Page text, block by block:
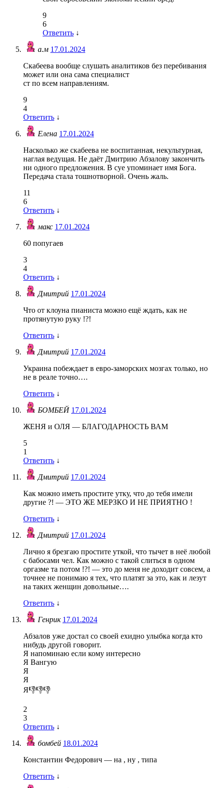
9
6
Ответить ↓
а.м 17.01.2024
Скабеева вообще слушать аналитиков без перебивания
может или она сама специалист
ст по всем направлениям.
9
4
Ответить ↓
Елена 17.01.2024
Насколько же скабеева не воспитанная, некультурная,
наглая ведущая. Не даёт Дмитрию Абзалову закончить
ни одного предложения. В суе упоминает имя Бога.
Передача стала тошнотворной. Очень жаль.
11
6
Ответить ↓
макс 17.01.2024
60 попугаев
3
4
Ответить ↓
Дмитрий 17.01.2024
Что от клоуна пианиста можно ещё ждать, как не
протянутую руку !?!
Ответить ↓
Дмитрий 17.01.2024
Украина побеждает в евро-заморских мозгах только, но
не в реале точно….
Ответить ↓
БОМБЕЙ 17.01.2024
ЖЕНЯ и ОЛЯ — БЛАГОДАРНОСТЬ ВАМ
5
1
Ответить ↓
Дмитрий 17.01.2024
Как можно иметь простите утку, что до тебя имели
другие ?! — ЭТО ЖЕ МЕРЗКО И НЕ ПРИЯТНО !
Ответить ↓
Дмитрий 17.01.2024
Лично я брезгаю простите уткой, что тычет в неё любой
с бабосами чел. Как можно с такой слиться в одном
оргазме та потом !?! — это до меня не доходит совсем, а
точнее не понимаю я тех, что платят за это, как и лезут
на таких женщин довольные….
Ответить ↓
Генрик 17.01.2024
Абзалов уже достал со своей ехидно улыбка когда кто
нибудь другой говорит.
Я напоминаю если кому интересно
Я Вангую
Я
Я
Я👎👎👎
2
3
Ответить ↓
бомбей 18.01.2024
Константин Федорович — на , ну , типа
Ответить ↓